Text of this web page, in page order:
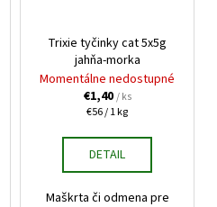
Trixie tyčinky cat 5x5g
jahňa-morka
Momentálne nedostupné
€1,40/ ks
Jednotková
€56 / 1 kg
DETAIL
Maškrta či odmena pre